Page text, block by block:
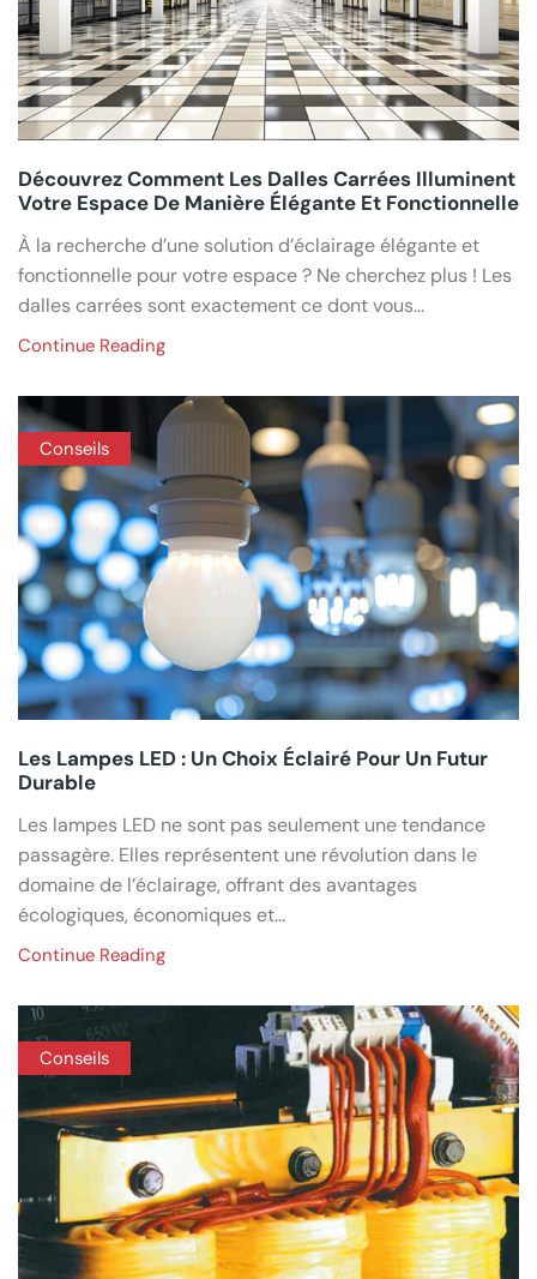
Découvrez Comment Les Dalles Carrées Illuminent
Votre Espace De Manière Élégante Et Fonctionnelle
À la recherche d’une solution d’éclairage élégante et
fonctionnelle pour votre espace ? Ne cherchez plus ! Les
dalles carrées sont exactement ce dont vous...
Continue Reading
Conseils
Les Lampes LED : Un Choix Éclairé Pour Un Futur
Durable
Les lampes LED ne sont pas seulement une tendance
passagère. Elles représentent une révolution dans le
domaine de l’éclairage, offrant des avantages
écologiques, économiques et...
Continue Reading
Conseils